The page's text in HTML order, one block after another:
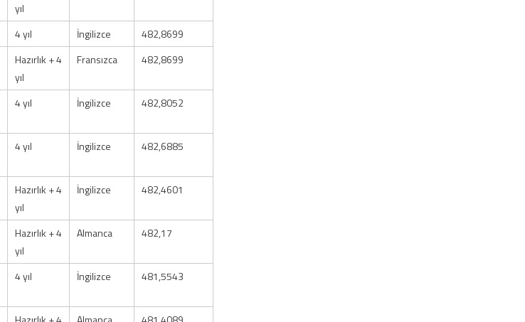
yıl
4 yıl İngilizce
482,8699
Hazırlık + 4
yıl
Fransızca 482,8699
4 yıl İngilizce 482,8052
4 yıl İngilizce 482,6885
Hazırlık + 4
yıl
İngilizce 482,4601
Hazırlık + 4
yıl
Almanca 482,17
4 yıl İngilizce 481,5543